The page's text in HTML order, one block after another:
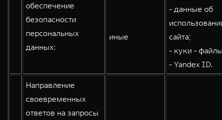
обеспечение
безопасности
персональных
данных:
иные
- данные об
сайта;
- куки -
- Yandex ID.
Направление
своевременных
ответов на запросы